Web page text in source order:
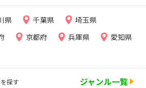
県 千葉県
埼玉県
京都府 兵庫県
愛知県
探す ジャンル一覧